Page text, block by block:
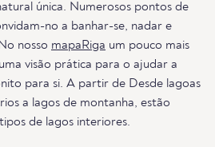
única. Numerosos pontos de
no a banhar-se, nadar e
nosso mapaRiga um pouco mais
visão prática para o ajudar a
para si. A partir de Desde lagoas
a lagos de montanha, estão
de lagos interiores.